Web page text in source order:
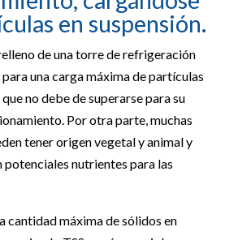
en suspensión.
de una torre de refrigeración
una carga máxima de partículas
no debe de superarse para su
Por otra parte, muchas
tener origen vegetal y animal y
potenciales nutrientes para las
cantidad máxima de sólidos en